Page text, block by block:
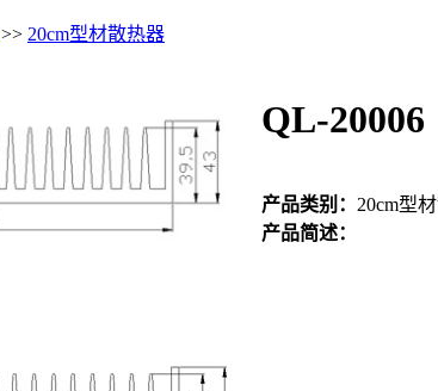
>> 20cm型材散热器
QL-20006
产品类别： 20cm型
产品简述：